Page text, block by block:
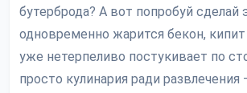
бутерброда? А вот попробуй сделай
одновременно жарится бекон,
уже нетерпеливо постукивает по
просто кулинария ради развлечения